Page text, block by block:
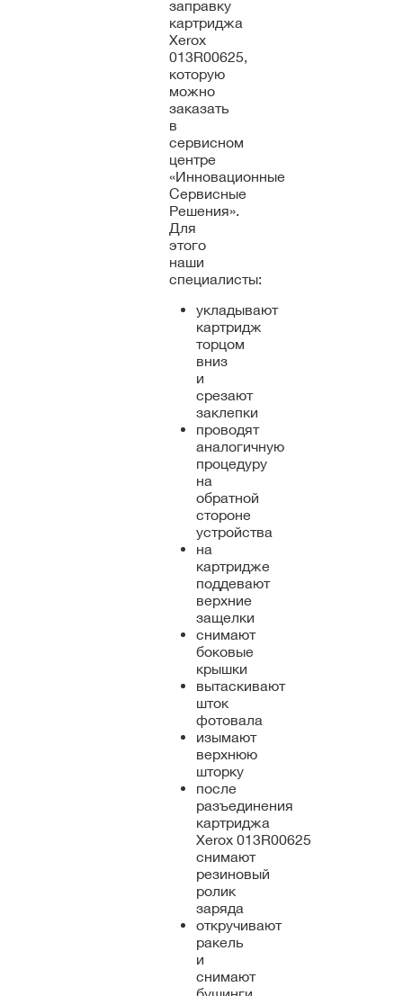
заправку
картриджа
Xerox
013R00625,
которую
можно
заказать
в
сервисном
центре
«Инновационные
Сервисные
Решения».
Для
этого
наши
специалисты:
укладывают
картридж
торцом
вниз
и
срезают
заклепки
проводят
аналогичную
процедуру
на
обратной
стороне
устройства
на
картридже
поддевают
верхние
защелки
снимают
боковые
крышки
вытаскивают
шток
фотовала
изымают
верхнюю
шторку
после
разъединения
картриджа
Xerox 013R00625
снимают
резиновый
ролик
заряда
откручивают
ракель
и
снимают